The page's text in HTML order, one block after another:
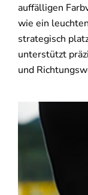
auffälligen
wie ein
strategisch
unterstützt
und